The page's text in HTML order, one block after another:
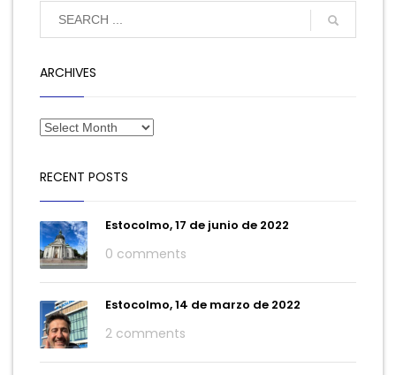
ARCHIVES
RECENT POSTS
Estocolmo, 17 de junio de 2022
0 comments
Estocolmo, 14 de marzo de 2022
2 comments